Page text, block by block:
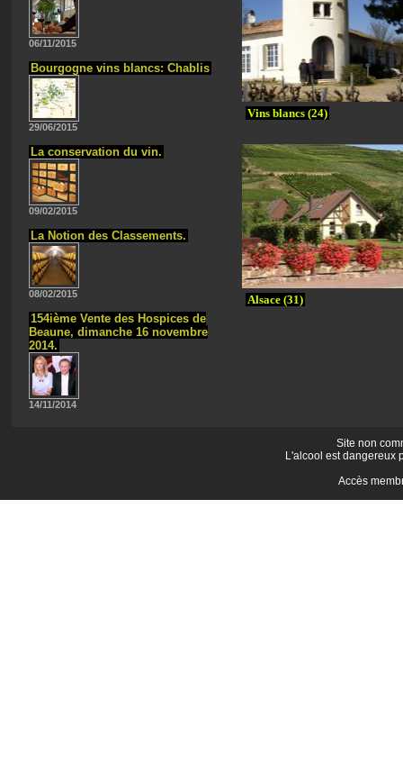
06/11/2015
Bourgogne vins blancs: Chablis
29/06/2015
La conservation du vin.
09/02/2015
La Notion des Classements.
08/02/2015
154ième Vente des Hospices de
Beaune, dimanche 16 novembre
2014.
14/11/2014
Vins blancs (24)
Alsace (31)
Site non
L'alcool est dangereux
Accès